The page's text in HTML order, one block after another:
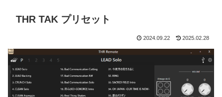
THR TAK プリセット
2024.09.22 2025.02.28